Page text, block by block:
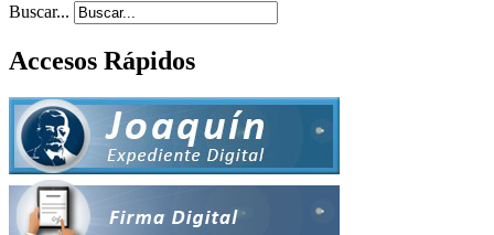
Buscar...
Accesos Rápidos